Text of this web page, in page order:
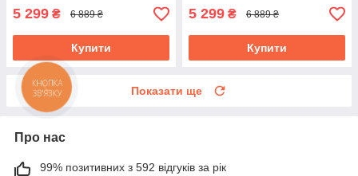
5 299 ₴ 6 889 ₴
Купити
5 299 ₴ 6 889 ₴
Купити
Показати ще
Про нас
99% позитивних з 592 відгуків за рік